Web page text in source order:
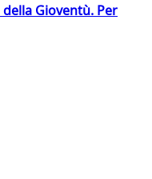
Gioventù. Per